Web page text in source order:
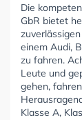
Die
GbR bietet
einem Audi,
zu fahren.
Leute und
gehen,
Klasse A,